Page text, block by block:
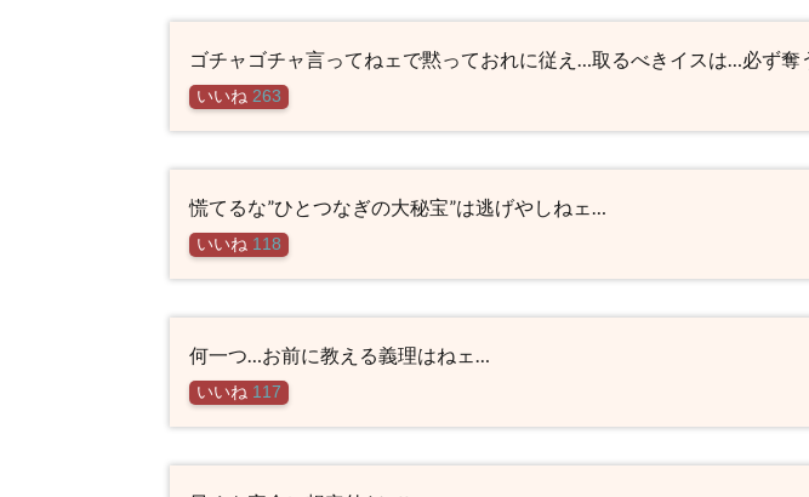
ゴチャゴチャ言ってねェで黙っておれに従え…取るべきイスは…必ず奪
いいね 263
慌てるな”ひとつなぎの大秘宝”は逃げやしねェ…
いいね 118
何一つ…お前に教える義理はねェ…
いいね 117